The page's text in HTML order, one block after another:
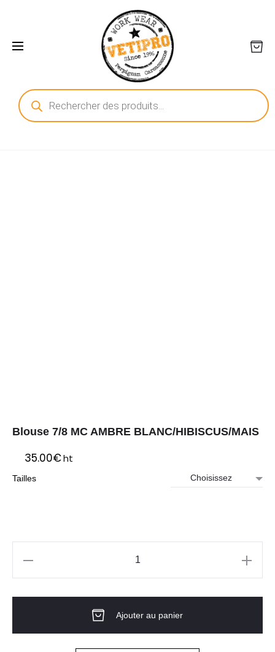
Recherche
de
produits
Blouse 7/8 MC AMBRE BLANC/HIBISCUS/MAIS
35.00€ht
Tailles
MC
Ajouter au panier